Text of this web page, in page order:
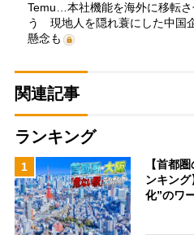
Temu…本社機能を海外に移転
う 現地人を隠れ蓑にした中国
懸念も
関連記事
ランキング
1
【首都
ンキン
化”のワ